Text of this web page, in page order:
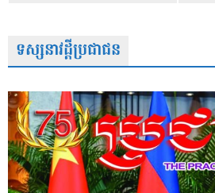
ទស្សនាវដ្តីប្រជាជន